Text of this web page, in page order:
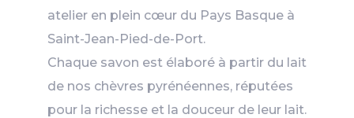
atelier en plein cœur du Pays Basque à
Saint-Jean-Pied-de-Port.
Chaque savon est élaboré à partir du lait
de nos chèvres pyrénéennes, réputées
pour la richesse et la douceur de leur lait.